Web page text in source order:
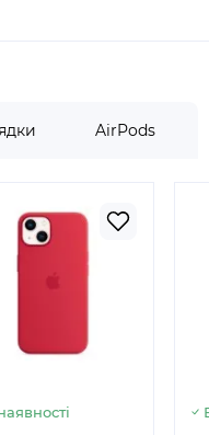
AirPods